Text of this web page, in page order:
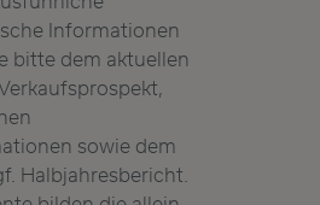
Informationen
bitte dem aktuellen
sowie dem
Halbjahresbericht.